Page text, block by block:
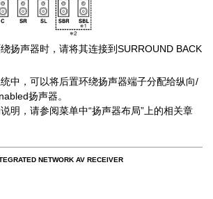
扬声器时，请将其连接到SURROUND BACK
中，可以将后置环绕扬声器端子分配给纵向/
扬声器。
明，请参阅菜单中“扬声器布局”上的相关章
NETWORK AV RECEIVER